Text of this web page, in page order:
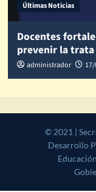
Últimas Noticias
Docentes
prevenir la trata
administrador
© 2021 |
Profesional Docente
Tecnología |